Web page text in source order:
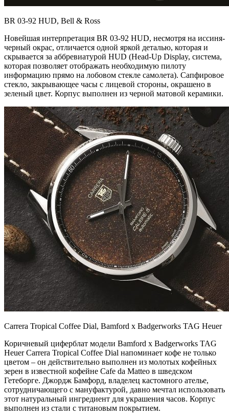
BR 03-92 HUD, Bell & Ross
Новейшая интерпретация BR 03-92 HUD, несмотря на иссиня-
черный окрас, отличается одной яркой деталью, которая и
скрывается за аббревиатурой HUD (Head-Up Display, система,
которая позволяет отображать необходимую пилоту
информацию прямо на лобовом стекле самолета). Сапфировое
стекло, закрывающее часы с лицевой стороны, окрашено в
зеленый цвет. Корпус выполнен из черной матовой керамики.
Carrera Tropical Coffee Dial, Bamford x Badgerworks TAG Heuer
Коричневый циферблат модели Bamford x Badgerworks TAG
Heuer Carrera Tropical Coffee Dial напоминает кофе не только
цветом – он действительно выполнен из молотых кофейных
зерен в известной кофейне Cafe da Matteo в шведском
Гетеборге. Джордж Бамфорд, владелец кастомного ателье,
сотрудничающего с мануфактурой, давно мечтал использовать
этот натуральный ингредиент для украшения часов. Корпус
выполнен из стали с титановым покрытием.